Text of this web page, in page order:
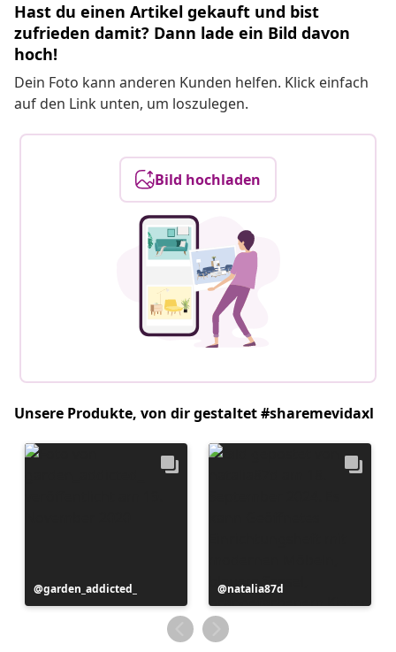
Hast du einen Artikel gekauft und bist
zufrieden damit? Dann lade ein Bild davon
hoch!
Dein Foto kann anderen Kunden helfen. Klick einfach
auf den Link unten, um loszulegen.
Bild hochladen
Unsere Produkte, von dir gestaltet #sharemevidaxl
Beitrag
veröffentlicht
garden_addicted_
Beitrag
veröffentlicht
von
natalia87d